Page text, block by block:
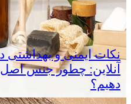
نکات ایمنی و بهداشتی
آنلاین: چطور جنس
دهیم؟